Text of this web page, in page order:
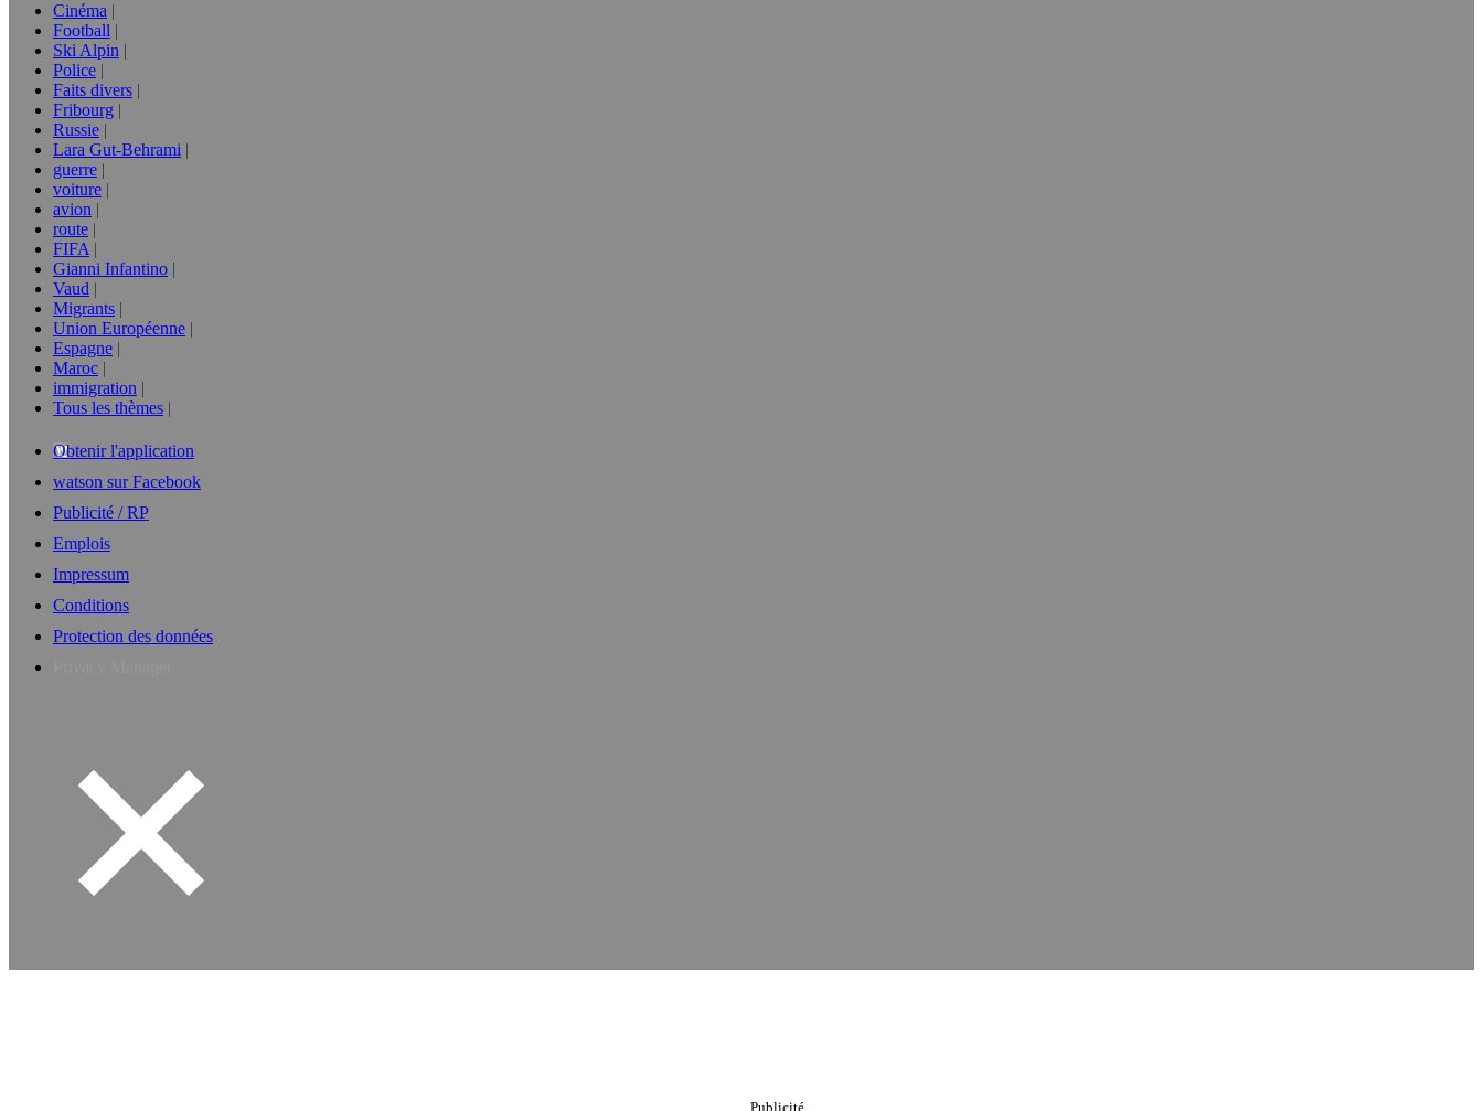
Cinéma
Football
Ski Alpin
Police
Faits divers
Fribourg
Russie
Lara Gut-Behrami
guerre
voiture
avion
route
FIFA
Gianni Infantino
Vaud
Migrants
Union Européenne
Espagne
Maroc
immigration
Tous les thèmes
Obtenir l'application
watson sur Facebook
Publicité / RP
Emplois
Impressum
Conditions
Protection des données